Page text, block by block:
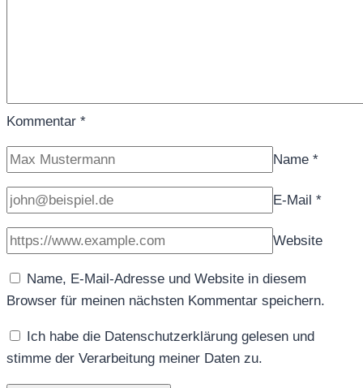
Kommentar *
Name *
E-Mail *
Website
Name, E-Mail-Adresse und Website in diesem
Browser für meinen nächsten Kommentar speichern.
Ich habe die Datenschutzerklärung gelesen und
stimme der Verarbeitung meiner Daten zu.